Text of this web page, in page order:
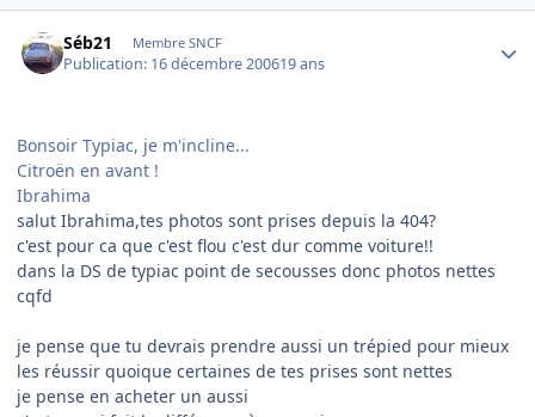
Séb21 Membre SNCF
Publication: 16 décembre 200619 ans
Bonsoir Typiac, je m'incline...
Citroën en avant !
Ibrahima
salut Ibrahima,tes photos sont prises depuis la 404?
c'est pour ca que c'est flou c'est dur comme voiture!!
dans la DS de typiac point de secousses donc photos nettes
cqfd
je pense que tu devrais prendre aussi un trépied pour mieux
les réussir quoique certaines de tes prises sont nettes
je pense en acheter un aussi